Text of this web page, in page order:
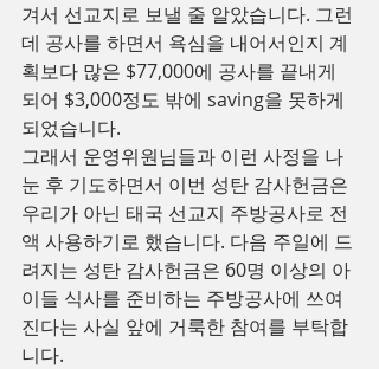
겨서 선교지로 보낼 줄 알았습니다. 그런
데 공사를 하면서 욕심을 내어서인지 계
획보다 많은 $77,000에 공사를 끝내게
되어 $3,000정도 밖에 saving을 못하게
되었습니다.
그래서 운영위원님들과 이런 사정을 나
눈 후 기도하면서 이번 성탄 감사헌금은
우리가 아닌 태국 선교지 주방공사로 전
액 사용하기로 했습니다. 다음 주일에 드
려지는 성탄 감사헌금은 60명 이상의 아
이들 식사를 준비하는 주방공사에 쓰여
진다는 사실 앞에 거룩한 참여를 부탁합
니다.